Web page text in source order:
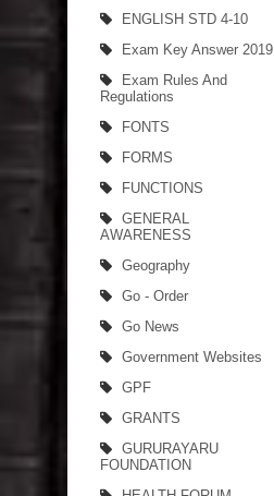
ENGLISH STD 4-10
Exam Key Answer 2019
Exam Rules And
Regulations
FONTS
FORMS
FUNCTIONS
GENERAL
AWARENESS
Geography
Go - Order
Go News
Government Websites
GPF
GRANTS
GURURAYARU
FOUNDATION